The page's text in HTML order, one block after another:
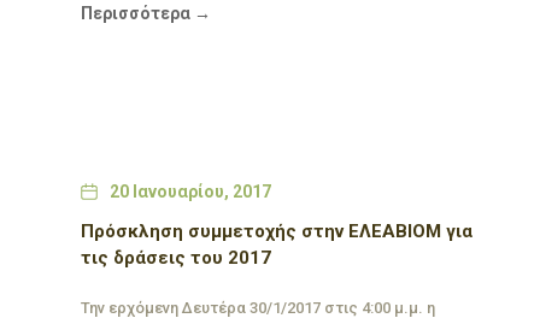
Περισσότερα →
Πρόσκληση συμμετοχής στην ΕΛΕΑΒΙΟΜ για
τις δράσεις του 2017
Date20 Ιανουαρίου, 2017
Την ερχόμενη Δευτέρα 30/1/2017 στις 4:00 μ.μ. η